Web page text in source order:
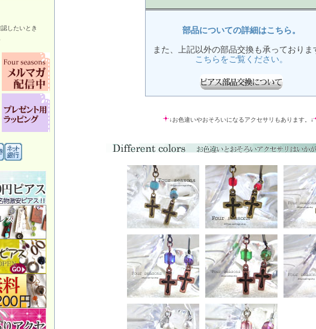
したいとき
部品についての詳細はこちら。
また、上記以外の部品交換も承っておりま
こちらをご覧ください。
↓お色違いやおそろいになるアクセサリもあります。↓